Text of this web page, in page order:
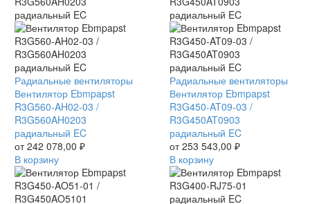
Вентилятор
Ebmpapst
R3G560-
AH02-
03
/
R3G560AH0203
радиальный
EC
Радиальные вентиляторы
Вентилятор Ebmpapst
R3G560-AH02-03 /
R3G560AH0203
радиальный EC
от242 078,00 ₽
В корзину
Вентилятор
Ebmpapst
R3G450-
AT09-
03
/
R3G450AT0903
радиальный
EC
Радиальные вентиляторы
Вентилятор Ebmpapst
R3G450-AT09-03 /
R3G450AT0903
радиальный EC
от253 543,00 ₽
В корзину